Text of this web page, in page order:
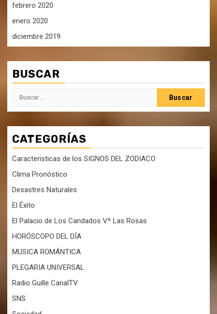
febrero 2020
enero 2020
diciembre 2019
BUSCAR
Buscar:
CATEGORÍAS
Caracteristicas de los SIGNOS DEL ZODIACO
Clima Pronóstico
Desastres Naturales
El Éxito
El Palacio de Los Candados Vª Las Rosas
HORÓSCOPO DEL DÍA
MUSICA ROMÁNTICA
PLEGARIA UNIVERSAL
Radio Guille CanalTV
SNS